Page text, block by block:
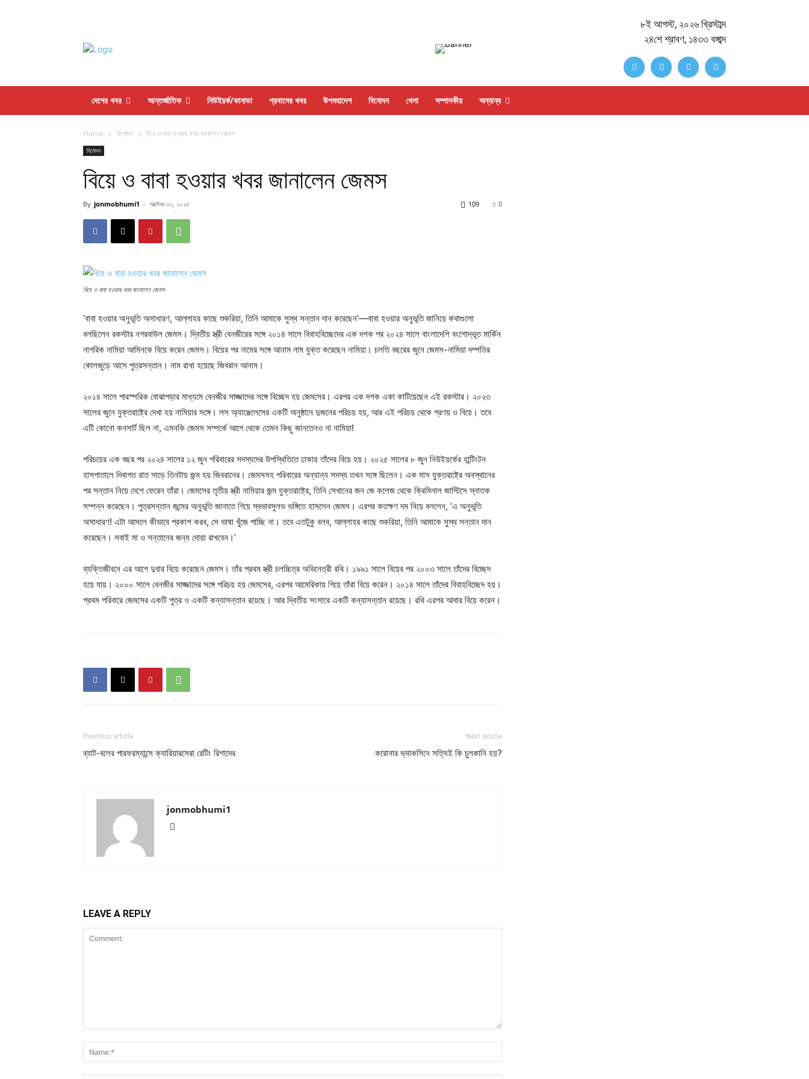
৮ই আগস্ট, ২০২৬ খ্রিস্টাব্দ
২৪শে শ্রাবণ, ১৪৩৩ বঙ্গাব্দ
দেশের খবর আন্তর্জাতিক নিউইয়র্ক/কানাডা প্রবাসের খবর উপমহাদেশ বিনোদন খেলা সম্পাদকীয় অন্যান্য
Home বিনোদন বিয়ে ও বাবা হওয়ার খবর জানালেন জেমস
বিনোদন
বিয়ে ও বাবা হওয়ার খবর জানালেন জেমস
By jonmobhumi1 - অক্টোবর ২৩, ২০২৫ 0
109
বিয়ে ও বাবা হওয়ার খবর জানালেন জেমস
‘বাবা হওয়ার অনুভূতি অসাধারণ, আল্লাহর কাছে শুকরিয়া, তিনি আমাকে সুস্থ সন্তান দান করেছেন’—বাবা হওয়ার অনুভূতি জানিয়ে কথাগুলো
বলছিলেন রকস্টার নগরবাউল জেমস। দ্বিতীয় স্ত্রী বেনজীরের সঙ্গে ২০১৪ সালে বিবাহবিচ্ছেদের এক দশক পর ২০২৪ সালে বাংলাদেশি বংশোদ্ভূত মার্কিন
নাগরিক নামিয়া আমিনকে বিয়ে করেন জেমস। বিয়ের পর নামের সঙ্গে আনাম নাম যুক্ত করেছেন নামিয়া। চলতি বছরের জুনে জেমস-নামিয়া দম্পতির
কোলজুড়ে আসে পুত্রসন্তান। নাম রাখা হয়েছে জিবরান আনাম।
২০১৪ সালে পারস্পরিক বোঝাপড়ার মাধ্যমে বেনজীর সাজ্জাদের সঙ্গে বিচ্ছেদ হয় জেমসের। এরপর এক দশক একা কাটিয়েছেন এই রকস্টার। ২০২৩
সালের জুনে যুক্তরাষ্ট্রে দেখা হয় নামিয়ার সঙ্গে। লস অ্যাঞ্জেলেসের একটি অনুষ্ঠানে দুজনের পরিচয় হয়, আর এই পরিচয় থেকে প্রণয় ও বিয়ে। তবে
এটি কোনো কনসার্ট ছিল না, এমনকি জেমস সম্পর্কে আগে থেকে তেমন কিছু জানতেনও না নামিয়া!
পরিচয়ের এক বছর পর ২০২৪ সালের ১২ জুন পরিবারের সদস্যদের উপস্থিতিতে ঢাকায় তাঁদের বিয়ে হয়। ২০২৫ সালের ৮ জুন নিউইয়র্কের হান্টিংটন
হাসপাতালে দিবাগত রাত সাড়ে তিনটায় জন্ম হয় জিবরানের। জেমসসহ পরিবারের অন্যান্য সদস্য তখন সঙ্গে ছিলেন। এক মাস যুক্তরাষ্ট্রে অবস্থানের
পর সন্তান নিয়ে দেশে ফেরেন তাঁরা। জেমসের তৃতীয় স্ত্রী নামিয়ার জন্ম যুক্তরাষ্ট্রে, তিনি সেখানের জন জে কলেজ থেকে ক্রিমিনাল জাস্টিসে স্নাতক
সম্পন্ন করেছেন। পুত্রসন্তান জন্মের অনুভূতি জানাতে গিয়ে স্বভাবসুলভ ভঙ্গিতে হাসলেন জেমস। এরপর কতক্ষণ দম নিয়ে বললেন, ‘এ অনুভূতি
অসাধারণ! এটা আসলে কীভাবে প্রকাশ করব, সে ভাষা খুঁজে পাচ্ছি না। তবে এতটুকু বলব, আল্লাহর কাছে শুকরিয়া, তিনি আমাকে সুস্থ সন্তান দান
করেছেন। সবাই মা ও সন্তানের জন্য দোয়া রাখবেন।’
ব্যক্তিজীবনে এর আগে দুবার বিয়ে করেছেন জেমস। তাঁর প্রথম স্ত্রী চলচ্চিত্র অভিনেত্রী রথি। ১৯৯১ সালে বিয়ের পর ২০০৩ সালে তাঁদের বিচ্ছেদ
হয়ে যায়। ২০০০ সালে বেনজীর সাজ্জাদের সঙ্গে পরিচয় হয় জেমসের, এরপর আমেরিকায় গিয়ে তাঁরা বিয়ে করেন। ২০১৪ সালে তাঁদের বিবাহবিচ্ছেদ হয়।
প্রথম পরিবারে জেমসের একটি পুত্র ও একটি কন্যাসন্তান রয়েছে। আর দ্বিতীয় সংসারে একটি কন্যাসন্তান রয়েছে। রথি এরপর আবার বিয়ে করেন।
Previous article
ব্যাট-বলের পারফরম্যান্সে ক্যারিয়ারসেরা রেটিং রিশাদের
Next article
করোনার ভ্যাকসিনে সত্যিই কি চুলকানি হয়?
jonmobhumi1
LEAVE A REPLY